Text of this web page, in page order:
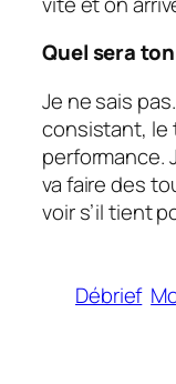
Quel sera
Je ne sais
consistant, le
performance.
va faire des
voir s’il tient
Débrief